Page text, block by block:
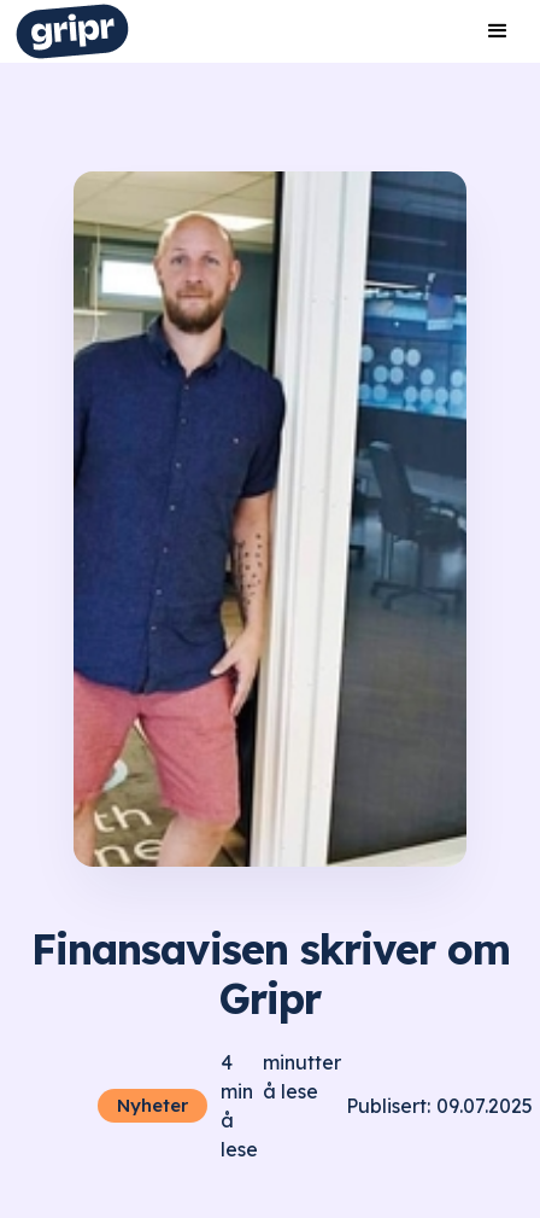
Finansavisen skriver om
Gripr
Nyheter
4
min
å
lese
minutter
å lese
Publisert: 09.07.2025